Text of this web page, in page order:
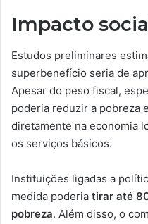
Impacto
Estudos preliminares
superbenefício seria de
Apesar do peso fiscal,
poderia reduzir a pobreza
diretamente na economia
os serviços básicos.
Instituições ligadas a
medida poderia tirar até
pobreza. Além disso, o